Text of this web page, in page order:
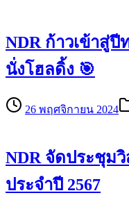
NDR ก้าวเข้าสู่
นั่งโฮลดิ้ง 🎯
26 พฤศจิกายน 2024
NDR จัดประชุม
ประจำปี 2567